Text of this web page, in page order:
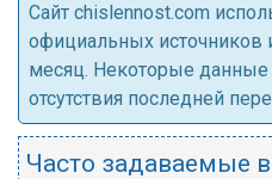
Cайт chislennost.com
официальных источников
месяц. Некоторые данные
отсутствия последней
Часто задаваемые